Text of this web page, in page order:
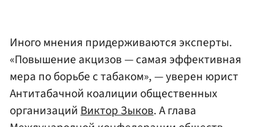
Иного мнения придерживаются эксперты.
«Повышение акцизов — самая эффективная
мера по борьбе с табаком», — уверен юрист
Антитабачной коалиции общественных
организацийВиктор Зыков. А глава